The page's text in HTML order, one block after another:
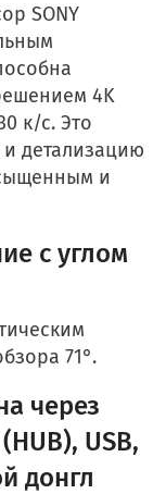
SONY
4K
к/с. Это
и детализацию
и
с углом
71°.
через
USB,
донгл